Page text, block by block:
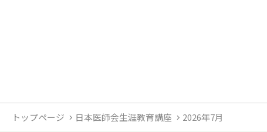
トップページ 日本医師会生涯教育講座 2026年7月